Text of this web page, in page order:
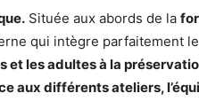
Située aux abords de la
qui intègre parfaitement
et les adultes à la
aux différents ateliers,